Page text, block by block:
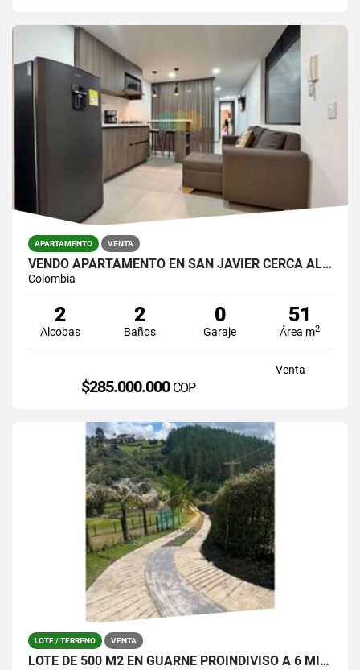
APARTAMENTO VENTA
VENDO APARTAMENTO EN SAN JAVIER CERCA AL METRO
Colombia
2
Alcobas
2
Baños
0
Garaje
51
Área m2
Venta
$285.000.000 COP
LOTE / TERRENO VENTA
LOTE DE 500 M2 EN GUARNE PROINDIVISO A 6 MINUTOS DE LA AUTOPISTA